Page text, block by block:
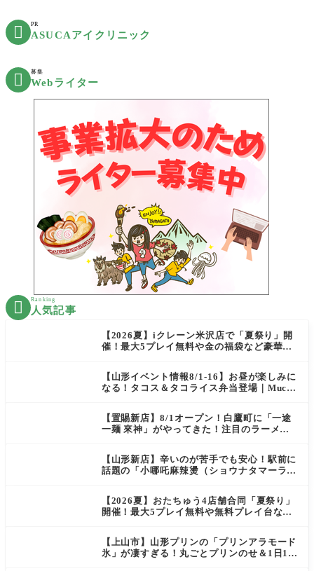
 PR
ASUCAアイクリニック
 募集
Webライター
 Ranking
人気記事
【2026夏】iクレーン米沢店で「夏祭り」開
催！最大5プレイ無料や金の福袋など豪華企
【山形イベント情報8/1-16】お昼が楽しみに
なる！タコス＆タコライス弁当登場｜Mucha
【置賜新店】8/1オープン！白鷹町に「一途
一麺 來神」がやってきた！注目のラーメン
【山形新店】辛いのが苦手でも安心！駅前に
話題の「小哪吒麻辣燙（ショウナタマーラー
【2026夏】おたちゅう4店舗合同「夏祭り」
開催！最大5プレイ無料や無料プレイ台など
【上山市】山形プリンの「プリンアラモード
氷」が凄すぎる！丸ごとプリンのせ＆1日10